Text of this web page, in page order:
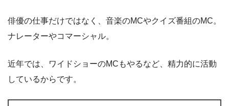
俳優の仕事だけではなく、音楽のMCやクイズ番組のMC。
ナレーターやコマーシャル。
近年では、ワイドショーのMCもやるなど、精力的に活動
しているからです。